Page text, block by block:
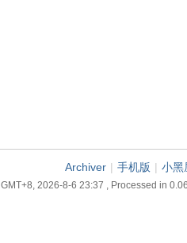
Archiver | 手机版 | 小黑
GMT+8, 2026-8-6 23:37 , Processed in